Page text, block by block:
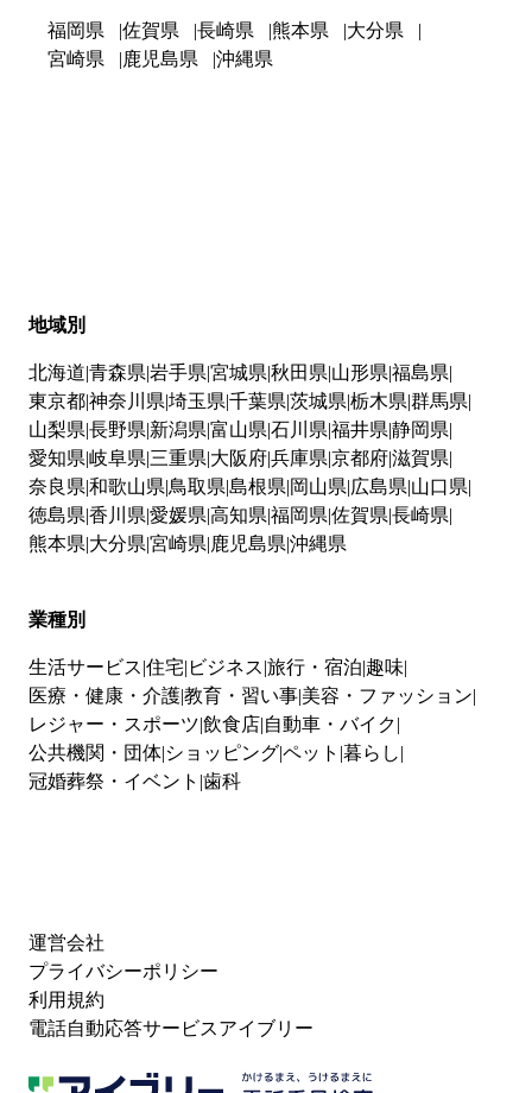
福岡県 佐賀県 長崎県 熊本県
大分県
宮崎県
鹿児島県 沖縄県
地域別
北海道 青森県 岩手県 宮城県 秋田県 山形県 福島県
東京都神奈川県 埼玉県 千葉県 茨城県 栃木県 群馬県
山梨県 長野県 新潟県 富山県 石川県 福井県 静岡県
愛知県 岐阜県 三重県 大阪府兵庫県 京都府滋賀県
奈良県 和歌山県 鳥取県 島根県 岡山県 広島県 山口県
徳島県 香川県 愛媛県 高知県 福岡県 佐賀県 長崎県
熊本県 大分県 宮崎県 鹿児島県 沖縄県
業種別
生活サービス 住宅 ビジネス 旅行・宿泊 趣味
医療・健康・介護教育・習い事 美容・ファッション
レジャー・スポーツ 飲食店 自動車・バイク
公共機関・団体 ショッピングペット 暮らし
冠婚葬祭・イベント 歯科
運営会社
プライバシーポリシー
利用規約
電話自動応答サービスアイブリー